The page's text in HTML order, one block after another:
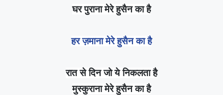
घर पुराना मेरे हुसैन का है
हर ज़माना मेरे हुसैन का है
रात से दिन जो ये निकलता है
मुस्कुराना मेरे हुसैन का है